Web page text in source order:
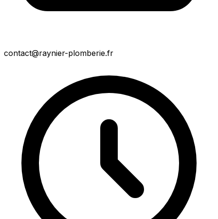
contact@raynier-plomberie.fr